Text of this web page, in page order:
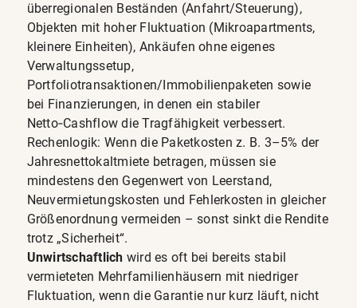
überregionalen Beständen (Anfahrt/Steuerung),
Objekten mit hoher Fluktuation (Mikroapartments,
kleinere Einheiten), Ankäufen ohne eigenes
Verwaltungssetup,
Portfoliotransaktionen/Immobilienpaketen sowie
bei Finanzierungen, in denen ein stabiler
Netto‑Cashflow die Tragfähigkeit verbessert.
Rechenlogik: Wenn die Paketkosten z. B. 3–5% der
Jahresnettokaltmiete betragen, müssen sie
mindestens den Gegenwert von Leerstand,
Neuvermietungskosten und Fehlerkosten in gleicher
Größenordnung vermeiden – sonst sinkt die Rendite
trotz „Sicherheit“.
Unwirtschaftlich wird es oft bei bereits stabil
vermieteten Mehrfamilienhäusern mit niedriger
Fluktuation, wenn die Garantie nur kurz läuft, nicht